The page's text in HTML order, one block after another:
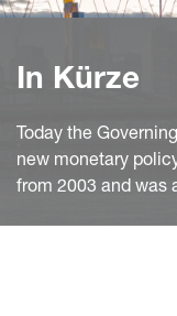
In Kürze
Today the
new monetary
from 2003 and was